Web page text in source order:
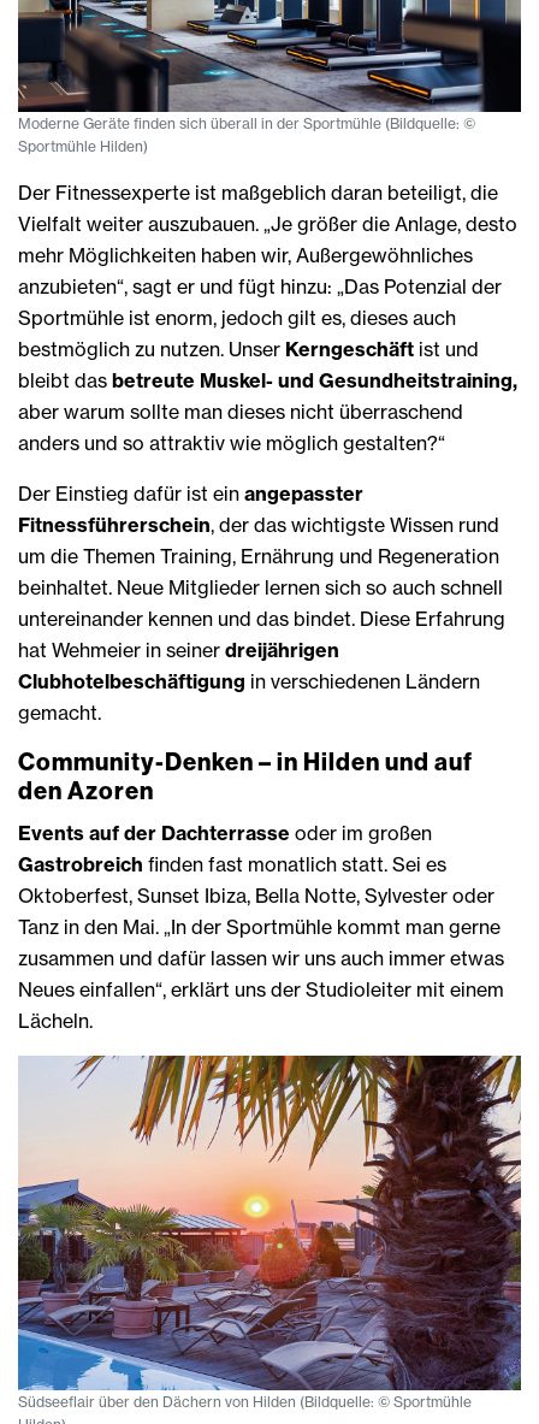
Moderne Geräte finden sich überall in der Sportmühle (Bildquelle: ©
Sportmühle Hilden)
Der Fitnessexperte ist maßgeblich daran beteiligt, die
Vielfalt weiter auszubauen. „Je größer die Anlage, desto
mehr Möglichkeiten haben wir, Außergewöhnliches
anzubieten“, sagt er und fügt hinzu: „Das Potenzial der
Sportmühle ist enorm, jedoch gilt es, dieses auch
bestmöglich zu nutzen. Unser Kerngeschäft ist und
bleibt das betreute Muskel- und Gesundheitstraining,
aber warum sollte man dieses nicht überraschend
anders und so attraktiv wie möglich gestalten?“
Der Einstieg dafür ist ein angepasster
Fitnessführerschein, der das wichtigste Wissen rund
um die Themen Training, Ernährung und Regeneration
beinhaltet. Neue Mitglieder lernen sich so auch schnell
untereinander kennen und das bindet. Diese Erfahrung
hat Wehmeier in seiner dreijährigen
Clubhotelbeschäftigung in verschiedenen Ländern
gemacht.
Community-Denken – in Hilden und auf
den Azoren
Events auf der Dachterrasse oder im großen
Gastrobreich finden fast monatlich statt. Sei es
Oktoberfest, Sunset Ibiza, Bella Notte, Sylvester oder
Tanz in den Mai. „In der Sportmühle kommt man gerne
zusammen und dafür lassen wir uns auch immer etwas
Neues einfallen“, erklärt uns der Studioleiter mit einem
Lächeln.
Südseeflair über den Dächern von Hilden (Bildquelle: © Sportmühle